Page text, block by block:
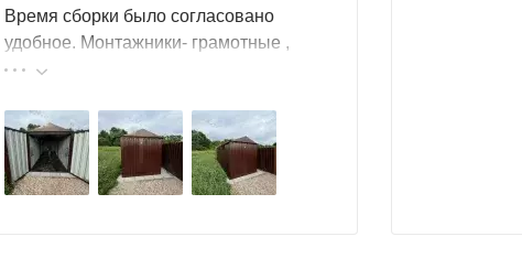
Время сборки было согласовано
удобное. Монтажники- грамотные ,
культурные ребята. Спасибо компании
большой выбор продукции, реальные
цены.